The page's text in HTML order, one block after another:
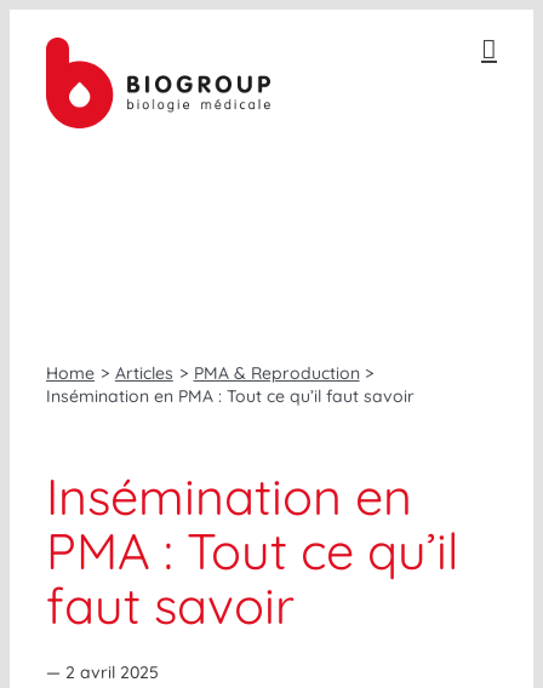
contenu
Home Articles
PMA & Reproduction
Insémination en PMA : Tout ce qu’il faut savoir
Insémination en
PMA : Tout ce qu’il
faut savoir
— 2 avril 2025